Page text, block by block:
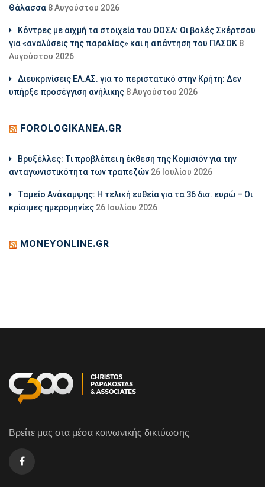
Θάλασσα 8 Αυγούστου 2026
Κόντρες με αιχμή τα στοιχεία του ΟΟΣΑ: Οι βολές Σκέρτσου
για «αναλύσεις της παραλίας» και η απάντηση του ΠΑΣΟΚ 8
Αυγούστου 2026
Διευκρινίσεις ΕΛ.ΑΣ. για το περιστατικό στην Κρήτη: Δεν
υπήρξε προσέγγιση ανήλικης 8 Αυγούστου 2026
FOROLOGIKANEA.GR
Βρυξέλλες: Τι προβλέπει η έκθεση της Κομισιόν για την
ανταγωνιστικότητα των τραπεζών 26 Ιουλίου 2026
Ταμείο Ανάκαμψης: Η τελική ευθεία για τα 36 δισ. ευρώ – Οι
κρίσιμες ημερομηνίες 26 Ιουλίου 2026
MONEYONLINE.GR
Βρείτε μας στα μέσα κοινωνικής δικτύωσης.